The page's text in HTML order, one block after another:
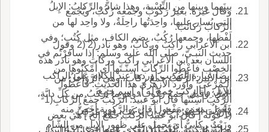
بينَهما وبينها من النِّسْبة، وهذا شاذٌّ والرِّكابُ: الإِبلُ
التي يُسار عليها، واحِدَتُها راحِلَةٌ، ولا واحِد لها من
لَفْظِها، وجمعها رُكُبٌ، بضم الكاف، مثل كُتُبٍ؛ وفي
حديث النبـيّ، صلى اللّه عليه وسلم: إِذا سافرْتُم في
الخِصْب فأَعْطُوا الرِّكابَ أَسِنَّـتَها أَي أَمْكِنُوها من
الـمَرْعَى؛ وأَورد الأَزهري هذا الحديث: فأَعْطُوا
الرُّكُبَ أَسِنَّتَها قال أَبو عبيد: الرُّكُبُ جمعُ الرِّكابِ(1
(1 قوله [ قال أبو عبيد الركب جمع إلخ ] هي بعض
وقال غيره: بعيرٌ رَكُوبٌ وجمعه رُكُب، ويُجْمع
الرِّكابُ رَكائبَ.
ابن الأَعرابي راكِبٌ ورِكابٌ، وهو نادر(2 (2 وقول
اللسان بعد ابن الأعرابي راكب وركاب وهو نادر هذه
أيضاً عبارة التهذيب أوردها عند الكلام على الراكب
للإبل وا الركب جمع له أو اسم جمع.
ابن الأَثير: الرُّكُبُ جمعُ رِكابٍ، وهي الرَّواحِلُ من
الإِبِلِ؛ وقيل: جمعُ رَكُوبٍ، وهو ما يُركَبُ من كلِّ دابَّةٍ،
فَعُولٌ بمعنى مَفْعولٍ قال: والرَّكُوبة أَخَصُّ منه
وزَيْتٌ رِكابيٌّ أَي يُحمل على ظُهورِ الإِبِل من الشَّامِ
وأَرْكَبَ الـمُهْرُ: حان أَن يُرْكَبَ، فهو مُرْكِبٌ.
ودابَّةٌ مُرْكِـبَةٌ: بَلَغَتْ أَنْ يُغْزى عليها <ص:431 ابن